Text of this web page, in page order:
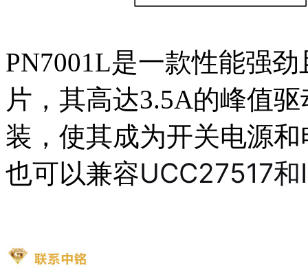
PN7001L是一款性能强
片，其高达3.5A的峰值
装，使其成为开关电源
也可以兼容UCC27517